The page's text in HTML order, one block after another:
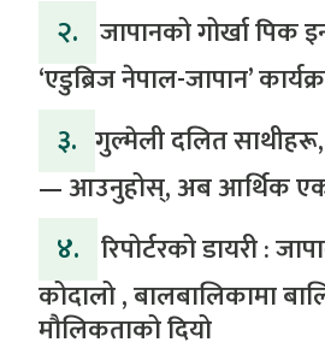
२. जापानको गोर्खा पिक
‘एडुब्रिज नेपाल-जापान’
३. ​गुल्मेली दलित
— आउनुहोस्, अब आर्थिक
४. रिपोर्टरको डायरी :
कोदालो , बालबालिकामा
मौलिकताको दियो